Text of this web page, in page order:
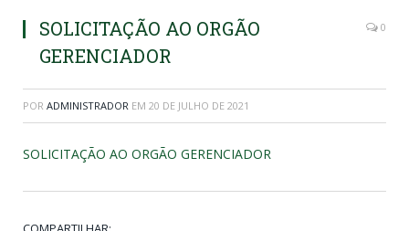
SOLICITAÇÃO AO ORGÃO
GERENCIADOR
0
POR ADMINISTRADOR EM 20 DE JULHO DE 2021
SOLICITAÇÃO AO ORGÃO GERENCIADOR